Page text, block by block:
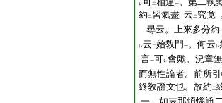
レ 二 一
約 二習氣盡一云 二 究竟一
尋云。上來多分約
レ云 二始敎門 一。何云 レ
言一可レ會歟。況章
而無性論者。前所
終敎證文也。故約 二